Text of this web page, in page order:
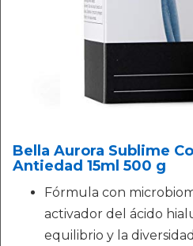
Bella Aurora Sublime
Antiedad 15ml 500 g
Fórmula con
activador del ácido
equilibrio y la